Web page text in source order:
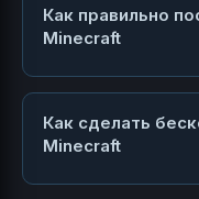
Как правильно
Minecraft
Как сделать
Minecraft